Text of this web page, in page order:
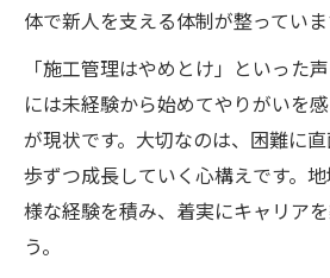
体で新人を支える体制が整っていま
「施工管理はやめとけ」といった
には未経験から始めてやりがいを
が現状です。大切なのは、困難に
歩ずつ成長していく心構えです。
様な経験を積み、着実にキャリア
う。